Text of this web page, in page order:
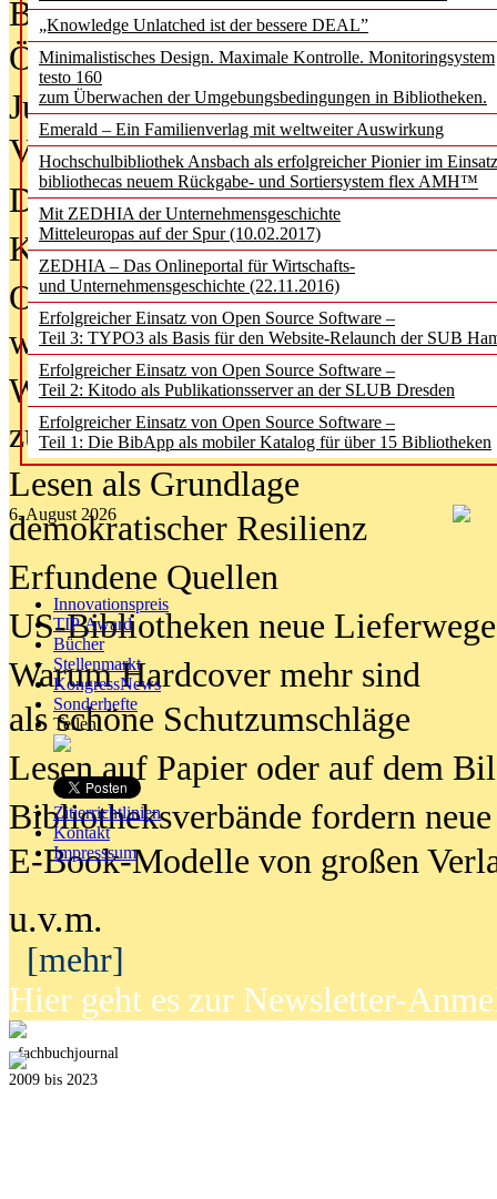
„Knowledge Unlatched ist der bessere DEAL”
Minimalistisches Design. Maximale Kontrolle. Monitoringsystem
testo 160
zum Überwachen der Umgebungsbedingungen in Bibliotheken.
Emerald – Ein Familienverlag mit weltweiter Auswirkung
Hochschulbibliothek Ansbach als erfolgreicher Pionier im
bibliothecas neuem Rückgabe- und Sortiersystem flex AMH™
Mit ZEDHIA der Unternehmensgeschichte
Mitteleuropas auf der Spur (10.02.2017)
ZEDHIA – Das Onlineportal für Wirtschafts-
und Unternehmensgeschichte (22.11.2016)
Erfolgreicher Einsatz von Open Source Software –
Teil 3: TYPO3 als Basis für den Website-Relaunch der SUB
Erfolgreicher Einsatz von Open Source Software –
Teil 2: Kitodo als Publikationsserver an der SLUB Dresden
Erfolgreicher Einsatz von Open Source Software –
Teil 1: Die BibApp als mobiler Katalog für über 15 Bibliotheken
6. August 2026
Innovationspreis
TIP Award
Bücher
Stellenmarkt
KongressNews
Sonderhefte
Teilen
Zitierrichtlinien
Kontakt
Impresssum
Bürgerforum fordert mehr
Öffentlichkeit
Jugendliche wollen besseren
Verbote
Digitale Langzeit­archi­vierung
KI-Chatbots werden Teil der
Offene Infrastrukturen für
wissenschaftliche
Warum die Debatte über KI-Texte
zu kurz greift
Lesen als Grundlage
demokratischer Resilienz
Erfundene Quellen
US-Bibliotheken neue Lieferwege
Warum Hardcover mehr sind
als schöne Schutzumschläge
Lesen auf Papier oder auf dem
Bibliotheksverbände fordern neue
E-Book-Modelle von großen
u.v.m.
[mehr]
Hier geht es zur Newsletter-
fachbuchjournal
2009 bis 2023